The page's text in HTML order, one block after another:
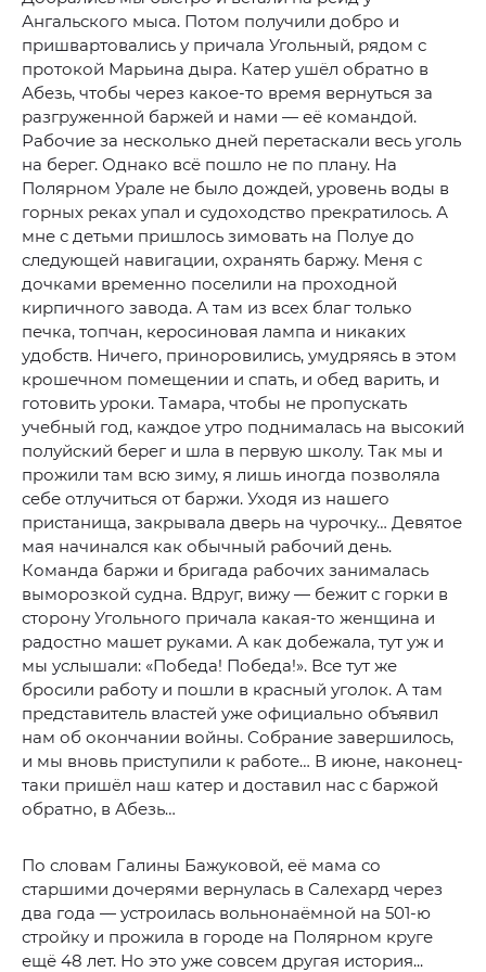
Ангальского мыса. Потом получили добро и
пришвартовались у причала Угольный, рядом с
протокой Марьина дыра. Катер ушёл обратно в
Абезь, чтобы через какое-то время вернуться за
разгруженной баржей и нами — её командой.
Рабочие за несколько дней перетаскали весь уголь
на берег. Однако всё пошло не по плану. На
Полярном Урале не было дождей, уровень воды в
горных реках упал и судоходство прекратилось. А
мне с детьми пришлось зимовать на Полуе до
следующей навигации, охранять баржу. Меня с
дочками временно поселили на проходной
кирпичного завода. А там из всех благ только
печка, топчан, керосиновая лампа и никаких
удобств. Ничего, приноровились, умудряясь в этом
крошечном помещении и спать, и обед варить, и
готовить уроки. Тамара, чтобы не пропускать
учебный год, каждое утро поднималась на высокий
полуйский берег и шла в первую школу. Так мы и
прожили там всю зиму, я лишь иногда позволяла
себе отлучиться от баржи. Уходя из нашего
пристанища, закрывала дверь на чурочку… Девятое
мая начинался как обычный рабочий день.
Команда баржи и бригада рабочих занималась
выморозкой судна. Вдруг, вижу — бежит с горки в
сторону Угольного причала какая-то женщина и
радостно машет руками. А как добежала, тут уж и
мы услышали: «Победа! Победа!». Все тут же
бросили работу и пошли в красный уголок. А там
представитель властей уже официально объявил
нам об окончании войны. Собрание завершилось,
и мы вновь приступили к работе… В июне, наконец-
таки пришёл наш катер и доставил нас с баржой
обратно, в Абезь…
По словам Галины Бажуковой, её мама со
старшими дочерями вернулась в Салехард через
два года — устроилась вольнонаёмной на 501-ю
стройку и прожила в городе на Полярном круге
ещё 48 лет. Но это уже совсем другая история...